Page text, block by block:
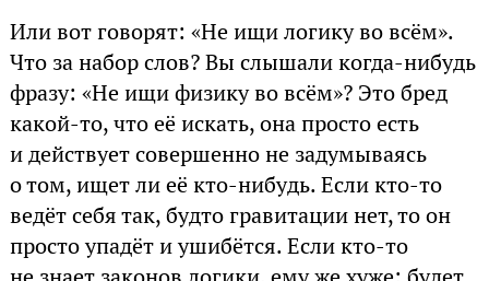
Или вот говорят: «Не ищи логику во всём».
Что за набор слов? Вы слышали когда-нибудь
фразу: «Не ищи физику во всём»? Это бред
какой-то, что её искать, она просто есть
и действует совершенно не задумываясь
о том, ищет ли её кто-нибудь. Если кто-то
ведёт себя так, будто гравитации нет, то он
просто упадёт и ушибётся. Если кто-то